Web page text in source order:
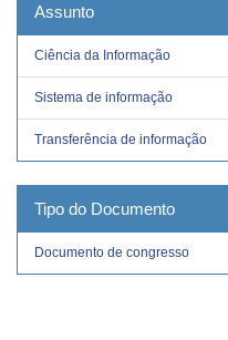
Assunto
Ciência da Informação
Sistema de informação
Transferência de informação
Tipo do Documento
Documento de congresso